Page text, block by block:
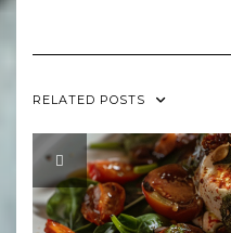
RELATED POSTS